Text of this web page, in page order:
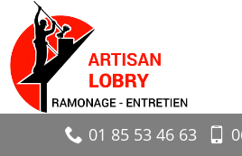
01 85 53 46 63